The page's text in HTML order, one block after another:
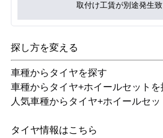
取付け工賃が別途発生致
探し方を変える
車種からタイヤを探す
車種からタイヤ+ホイールセットを
人気車種からタイヤ+ホイールセッ
タイヤ情報はこちら